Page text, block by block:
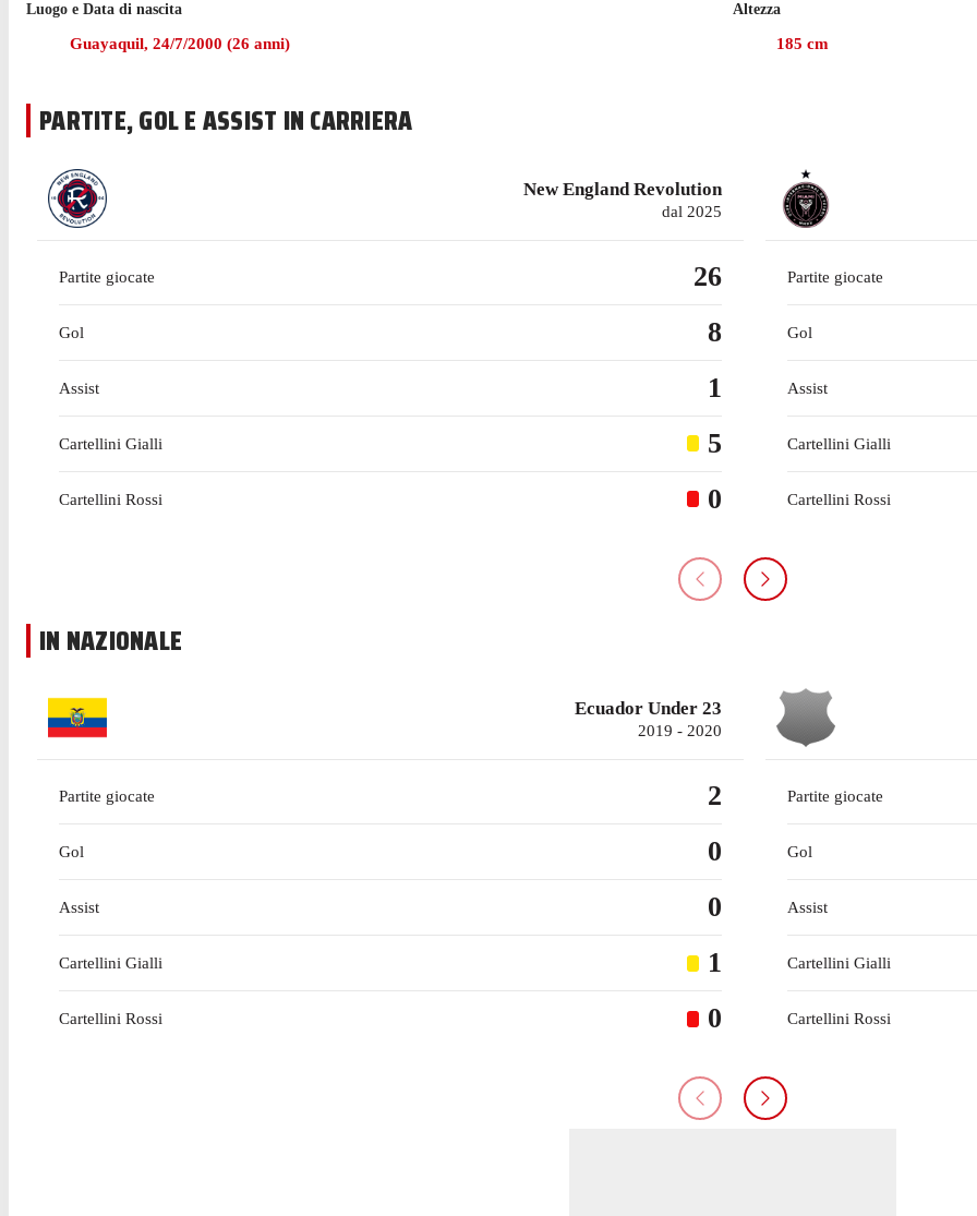
La prossima gara per i New England Revolution sarà una sfida casalinga contro gli Houston Dynamo, l'8 agosto.
Prima di arrivare a vestire la maglia del New England Revolution nel gennaio 2025, l'attaccante ha collezionato 82
e 6 assist.
Luogo e Data di nascita
Guayaquil, 24/7/2000 (26 anni)
Altezza
185 cm
PARTITE, GOL E ASSIST IN CARRIERA
New England Revolution
dal 2025
Partite giocate 26
Gol 8
Assist 1
Cartellini Gialli 5
Cartellini Rossi 0
Partite giocate
Gol
Assist
Cartellini Gialli
Cartellini Rossi
IN NAZIONALE
Ecuador Under 23
2019 - 2020
Partite giocate 2
Gol 0
Assist 0
Cartellini Gialli 1
Cartellini Rossi 0
Partite giocate
Gol
Assist
Cartellini Gialli
Cartellini Rossi